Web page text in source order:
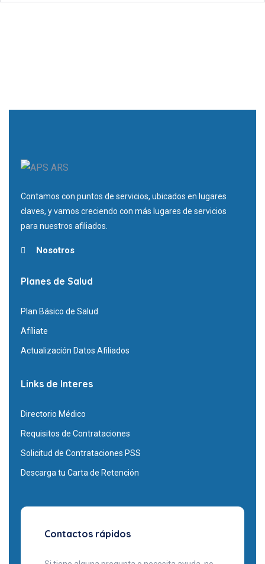
Contamos con puntos de servicios, ubicados en lugares
claves, y vamos creciendo con más lugares de servicios
para nuestros afiliados.
Nosotros
Planes de Salud
Plan Básico de Salud
Afíliate
Actualización Datos Afiliados
Links de Interes
Directorio Médico
Requisitos de Contrataciones
Solicitud de Contrataciones PSS
Descarga tu Carta de Retención
Contactos rápidos